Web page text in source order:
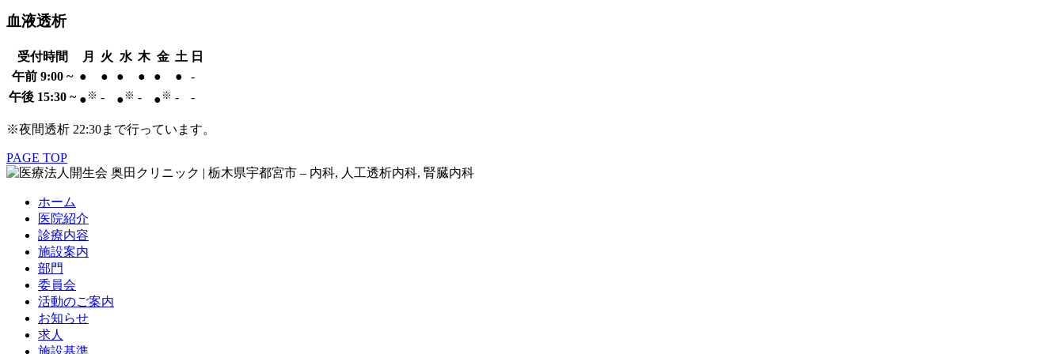
血液透析
受付時間 月 火 水 木 金 土 日
午前 9:00 ~ ● ● ● ● ● ●
-
午後 15:30 ~ ● ※ - ● ※ - ● ※ - -
※夜間透析 22:30まで行っています。
PAGE TOP
ホーム
医院紹介
診療内容
施設案内
部門
委員会
活動のご案内
お知らせ
求人